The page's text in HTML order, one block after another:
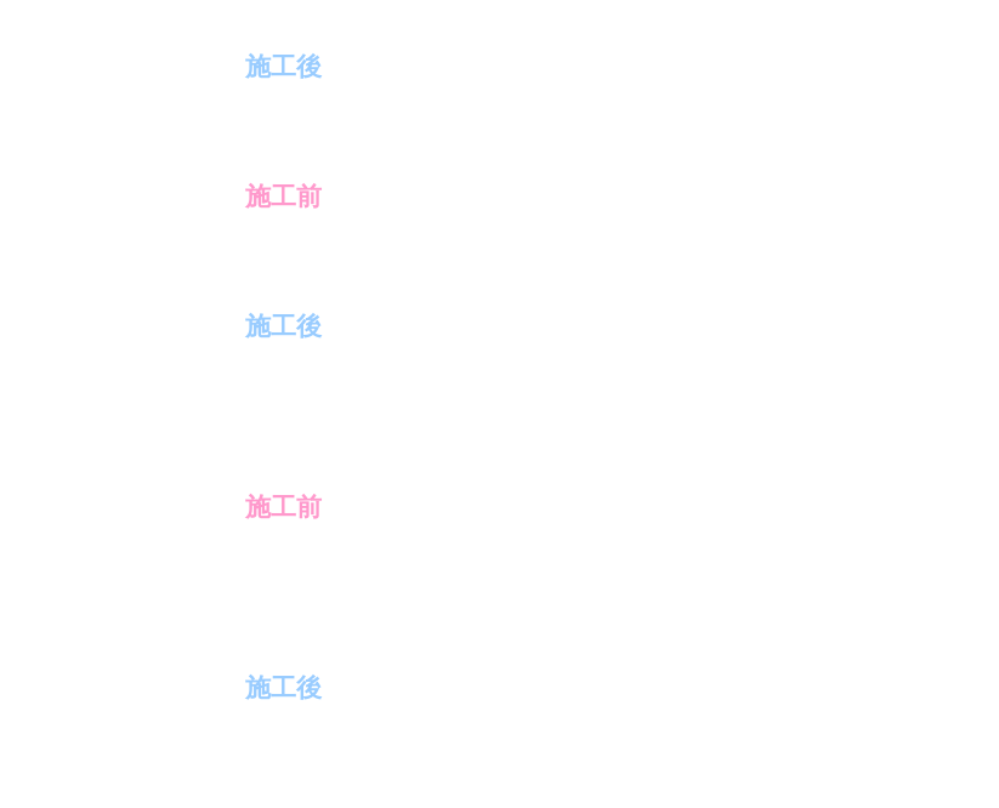
施工後
施工前
施工後
施工前
施工後